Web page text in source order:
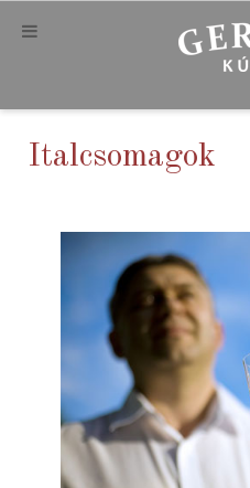
Italcsomagok